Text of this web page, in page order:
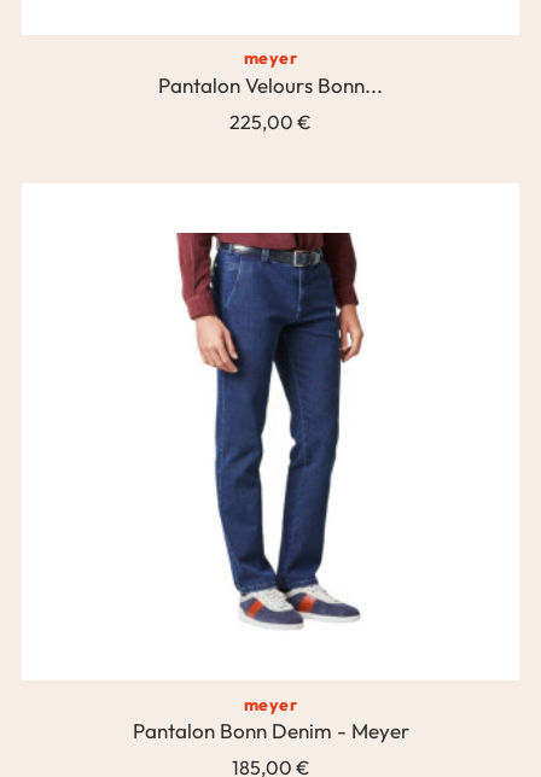
meyer
Pantalon Velours Bonn...
225,00 €
meyer
Pantalon Bonn Denim - Meyer
185,00 €